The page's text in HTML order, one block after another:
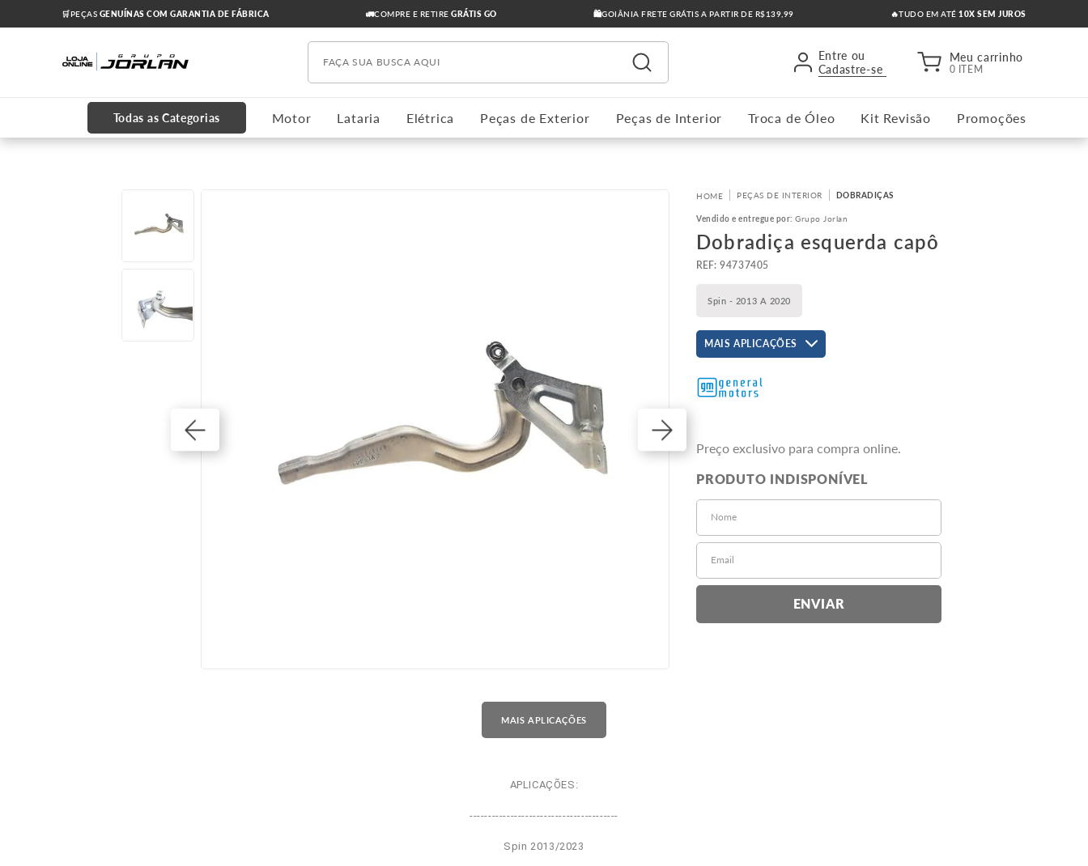
🛒PEÇAS GENUÍNAS COM GARANTIA DE FÁBRICA 🚛COMPRE E RETIREGRÁTIS GO 🛍️GOIÂNIA FRETE GRÁTIS A PARTIR DE R$139,99 🔥TUDO EM ATÉ10X SEM JUROS
Faça sua busca aqui
Entre ou
Cadastre-se
Meu carrinho
0 ITEM
Todas as Categorias Motor Lataria Elétrica Peças de Exterior Peças de Interior Troca de Óleo Kit Revisão Promoções
PEÇAS DE INTERIOR DOBRADIÇAS
Vendido e entregue por:Grupo Jorlan
Dobradiça esquerda capô
:94737405
Spin - 2013 A 2020
MAIS APLICAÇÕES
Preço exclusivo para compra online.
ENVIAR
MAIS APLICAÇÕES
APLICAÇÕES:
----------------------------------------
Spin 2013/2023
1
chevrolet
2º
onix
amortecedores
cabeçote